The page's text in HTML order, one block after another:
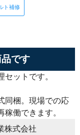
ト補修
です
ットです。
同梱。現場での応
働できます。
株式会社